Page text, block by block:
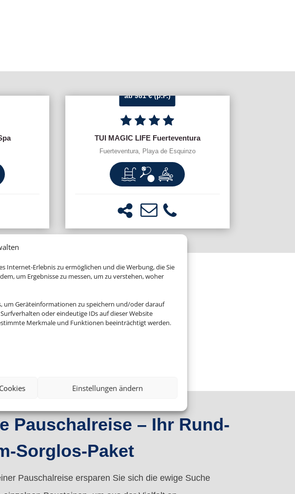
Internet-Erlebnis zu ermöglichen und die Werbung, die Sie
um Ergebnisse zu messen, um zu verstehen, woher
um Geräteinformationen zu speichern und/oder darauf
oder eindeutige IDs auf dieser Website
Merkmale und Funktionen beeinträchtigt werden.
Einstellungen ändern
ab 981 € (p.P.)
TUI MAGIC LIFE Fuerteventura
Fuerteventura, Playa de Esquinzo
Pauschalreise – Ihr Rund-
Sorglos-Paket
Pauschalreise ersparen Sie sich die ewige Suche